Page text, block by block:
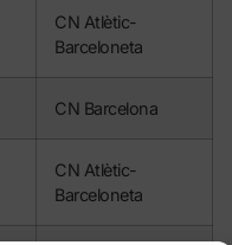
CN Atlètic-
Barceloneta
CN Barcelona
CN Atlètic-
Barceloneta